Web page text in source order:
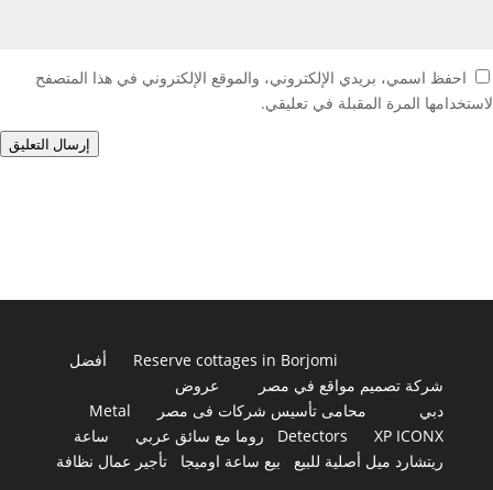
احفظ اسمي، بريدي الإلكتروني، والموقع الإلكتروني في هذا المتصفح
لاستخدامها المرة المقبلة في تعليقي.
إرسال التعليق
Reserve cottages in Borjomi
أفضل
شركة تصميم مواقع في مصر
عروض
دبي
محامى تأسيس شركات فى مصر
Metal
Detectors
XP ICONX روما مع سائق عربي
ساعة
ريتشارد ميل أصلية للبيع
بيع ساعة اوميجا تأجير عمال نظافة